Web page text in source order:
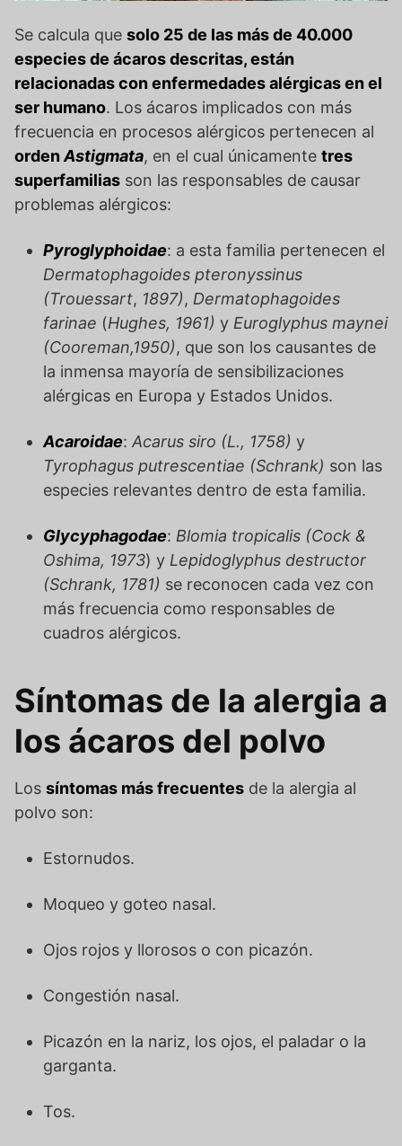
Se calcula que solo 25 de las más de 40.000
especies de ácaros descritas, están
relacionadas con enfermedades alérgicas en el
ser humano. Los ácaros implicados con más
frecuencia en procesos alérgicos pertenecen al
ordenAstigmata, en el cual únicamente tres
superfamilias son las responsables de causar
problemas alérgicos:
Pyroglyphoidae: a esta familia pertenecen el
Dermatophagoides pteronyssinus
(Trouessart, 1897), Dermatophagoides
farinae (Hughes, 1961) y Euroglyphus maynei
(Cooreman,1950), que son los causantes de
la inmensa mayoría de sensibilizaciones
alérgicas en Europa y Estados Unidos.
Acaroidae: Acarus siro (L., 1758) y
Tyrophagus putrescentiae (Schrank) son las
especies relevantes dentro de esta familia.
Glycyphagodae: Blomia tropicalis (Cock &
Oshima, 1973) y Lepidoglyphus destructor
(Schrank, 1781) se reconocen cada vez con
más frecuencia como responsables de
cuadros alérgicos.
Síntomas de la alergia a
los ácaros del polvo
Los síntomas más frecuentes de la alergia al
polvo son:
Estornudos.
Moqueo y goteo nasal.
Ojos rojos y llorosos o con picazón.
Congestión nasal.
Picazón en la nariz, los ojos, el paladar o la
garganta.
Tos.